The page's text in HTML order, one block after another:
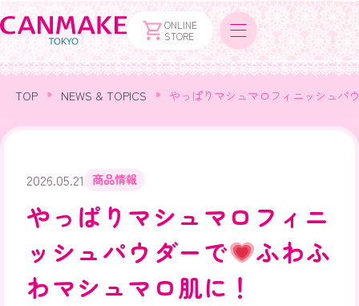
ONLINE
STORE
TOP NEWS & TOPICS やっぱりマシュマロフィニッシュパ
2026.05.21 商品情報
やっぱりマシュマロフィニ
ッシュパウダーで
ふわふ
わマシュマロ肌に！